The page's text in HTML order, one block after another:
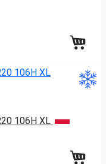
106H XL